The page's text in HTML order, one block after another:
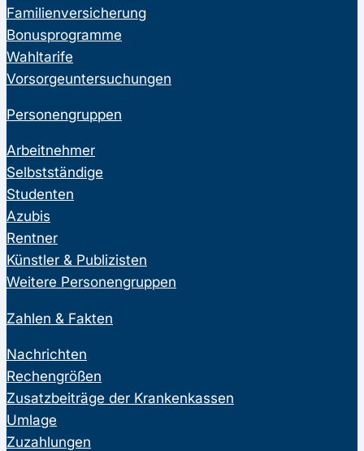
Familienversicherung
Bonusprogramme
Wahltarife
Vorsorgeuntersuchungen
Personengruppen
Arbeitnehmer
Selbstständige
Studenten
Azubis
Rentner
Künstler & Publizisten
Weitere Personengruppen
Zahlen & Fakten
Nachrichten
Rechengrößen
Zusatzbeiträge der Krankenkassen
Umlage
Zuzahlungen